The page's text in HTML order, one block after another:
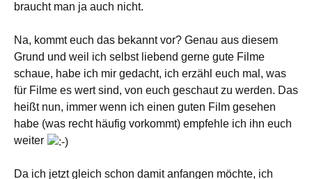
braucht man ja auch nicht.
Na, kommt euch das bekannt vor? Genau aus diesem
Grund und weil ich selbst liebend gerne gute Filme
schaue, habe ich mir gedacht, ich erzähl euch mal, was
für Filme es wert sind, von euch geschaut zu werden. Das
heißt nun, immer wenn ich einen guten Film gesehen
habe (was recht häufig vorkommt) empfehle ich ihn euch
weiter
Da ich jetzt gleich schon damit anfangen möchte, ich